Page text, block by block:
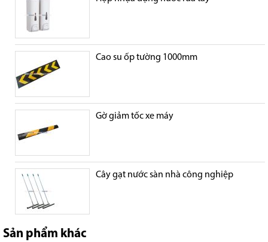
Cao su ốp tường 1000mm
Gờ giảm tốc xe máy
Cây gạt nước sàn nhà công nghiệp
Sản phẩm khác